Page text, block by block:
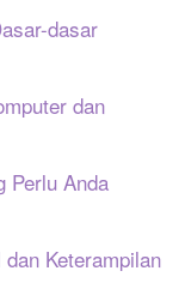
dasar
dan
Perlu Anda
Keterampilan